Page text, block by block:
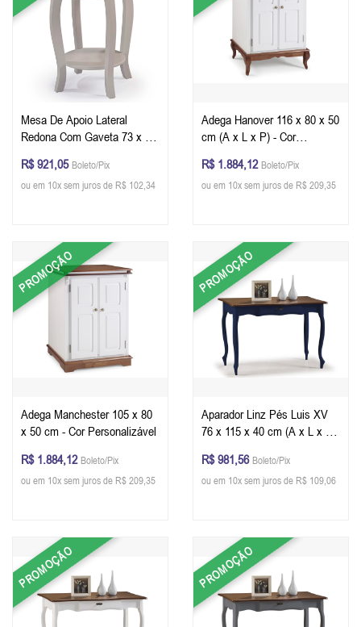
Mesa De Apoio Lateral
Redona Com Gaveta 73 x 49
Offwhite Imbuia Glazer
R$ 921,05 Boleto/Pix
ou em 10x sem juros de R$ 102,34
Adega Hanover 116 x 80 x 50
cm (A x L x P) - Cor
R$ 1.884,12 Boleto/Pix
ou em 10x sem juros de R$ 209,35
PROMOÇÃO
Adega Manchester 105 x 80
x 50 cm - Cor Personalizável
R$ 1.884,12 Boleto/Pix
ou em 10x sem juros de R$ 209,35
PROMOÇÃO
Aparador Linz Pés Luis XV
76 x 115 x 40 cm (A x L x P)
Glazer
R$ 981,56 Boleto/Pix
ou em 10x sem juros de R$ 109,06
PROMOÇÃO PROMOÇÃO